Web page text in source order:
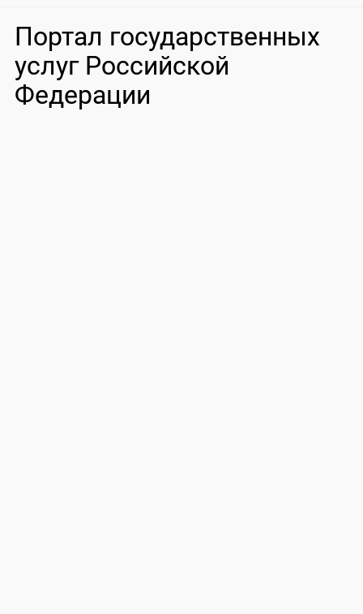
Портал государственных
услуг Российской
Федерации